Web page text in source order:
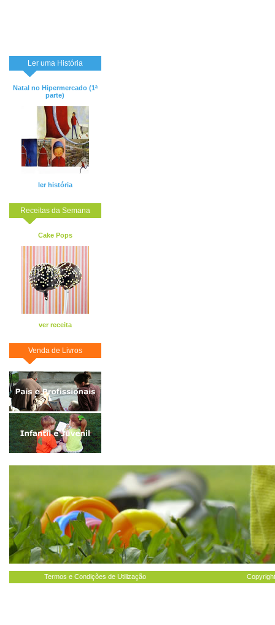
Ler uma História
Natal no Hipermercado (1ª
parte)
ler história
Receitas da Semana
Cake Pops
ver receita
Venda de Livros
Termos e Condições de Utilização